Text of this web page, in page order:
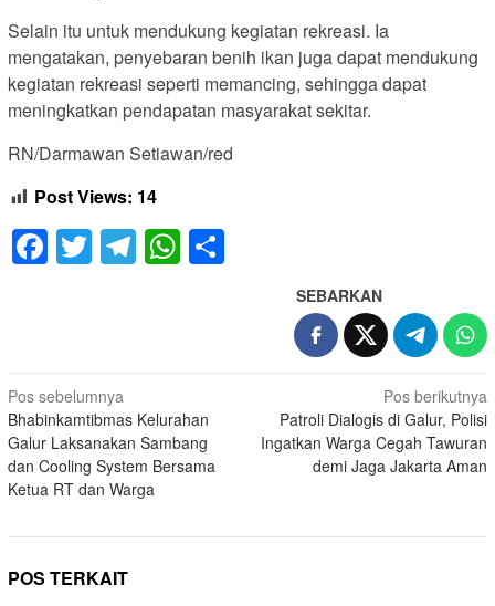
Selain itu untuk mendukung kegiatan rekreasi. Ia
mengatakan, penyebaran benih ikan juga dapat mendukung
kegiatan rekreasi seperti memancing, sehingga dapat
meningkatkan pendapatan masyarakat sekitar.
RN/Darmawan Setiawan/red
Post Views: 14
Facebook
TwitterTelegram
WhatsApp
SEBARKAN
Navigasi
pos
Pos sebelumnya
Bhabinkamtibmas Kelurahan
Galur Laksanakan Sambang
dan Cooling System Bersama
Ketua RT dan Warga
Pos berikutnya
Patroli Dialogis di Galur, Polisi
Ingatkan Warga Cegah Tawuran
demi Jaga Jakarta Aman
POS TERKAIT